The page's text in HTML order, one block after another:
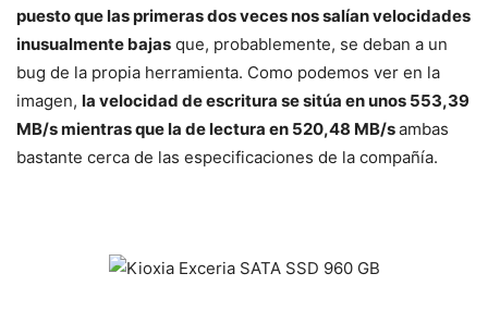
puesto que las primeras dos veces nos salían velocidades
inusualmente bajas que, probablemente, se deban a un
bug de la propia herramienta. Como podemos ver en la
imagen, la velocidad de escritura se sitúa en unos 553,39
MB/s mientras que la de lectura en 520,48 MB/sambas
bastante cerca de las especificaciones de la compañía.